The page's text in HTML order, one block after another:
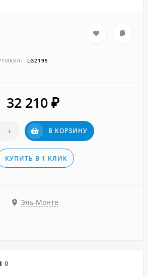
LG2195
32 210 ₽
+ В КОРЗИНУ
КУПИТЬ В 1 КЛИК
Эль-Монте
0